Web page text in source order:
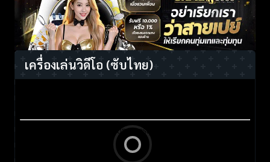
เครื่องเล่นวิดีโอ (ซับไทย)